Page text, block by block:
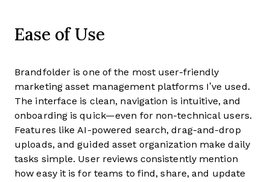
Ease of Use
Brandfolder is one of the most user-friendly
marketing asset management platforms I’ve used.
The interface is clean, navigation is intuitive, and
onboarding is quick—even for non-technical users.
Features like AI-powered search, drag-and-drop
uploads, and guided asset organization make daily
tasks simple. User reviews consistently mention
how easy it is for teams to find, share, and update